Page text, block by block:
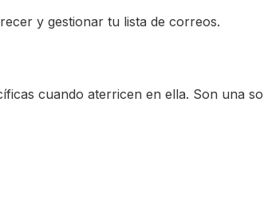
y gestionar tu lista de correos.
cuando aterricen en ella. Son una